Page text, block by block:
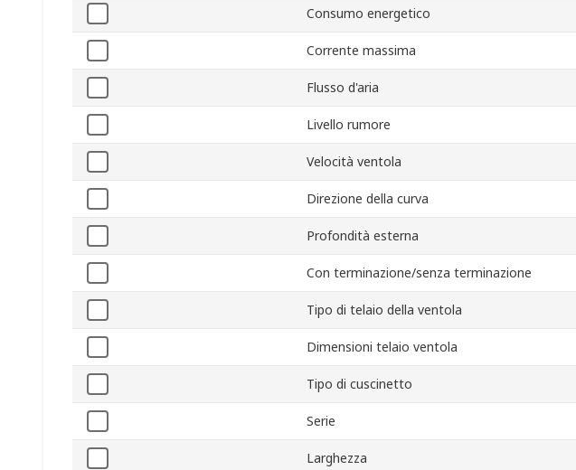
Consumo energetico
Corrente massima
Flusso d'aria
Livello rumore
Velocità ventola
Direzione della curva
Profondità esterna
Con terminazione/senza terminazione
Tipo di telaio della ventola
Dimensioni telaio ventola
Tipo di cuscinetto
Serie
Larghezza